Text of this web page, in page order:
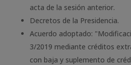
acta de la sesión anterior.
Decretos de la Presidencia.
Acuerdo adoptado:
3/2019 mediante créditos
con baja y suplemento de